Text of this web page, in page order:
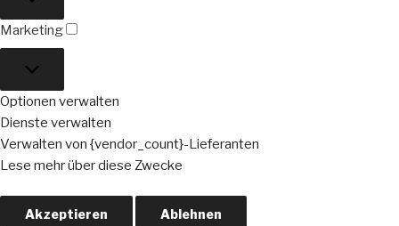
Marketing
Optionen verwalten
Dienste verwalten
Verwalten von {vendor_count}-Lieferanten
Lese mehr über diese Zwecke
Akzeptieren Ablehnen